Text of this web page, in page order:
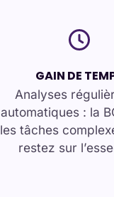
GAIN DE
Analyses
automatiques : la
les tâches
restez sur